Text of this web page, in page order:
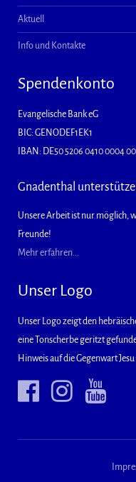
Aktuell
Info und Kontakte
Spendenkonto
Evangelische Bank eG
BIC: GENODEF1EK1
IBAN: DE50 5206 0410 0004
Gnadenthal
Unsere Arbeit ist nur möglich,
Freunde!
Mehr erfahren...
Unser Logo
Unser Logo zeigt den
eine Tonscherbe geritzt
Hinweis auf die Gegenwart